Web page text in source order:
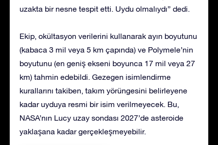
uzakta bir nesne tespit etti. Uydu olmalıydı” dedi.
Ekip, okültasyon verilerini kullanarak ayın boyutunu
(kabaca 3 mil veya 5 km çapında) ve Polymele’nin
boyutunu (en geniş ekseni boyunca 17 mil veya 27
km) tahmin edebildi. Gezegen isimlendirme
kurallarını takiben, takım yörüngesini belirleyene
kadar uyduya resmi bir isim verilmeyecek. Bu,
NASA’nın Lucy uzay sondası 2027’de asteroide
yaklaşana kadar gerçekleşmeyebilir.